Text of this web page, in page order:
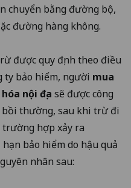
chuyển bằng đường bộ,
đường hàng không.
được quy định theo điều
ty bảo hiểm, người mua
nội địa sẽ được công
bồi thường, sau khi trừ đi
hợp xảy ra
bảo hiểm do hậu quả
nhân sau: